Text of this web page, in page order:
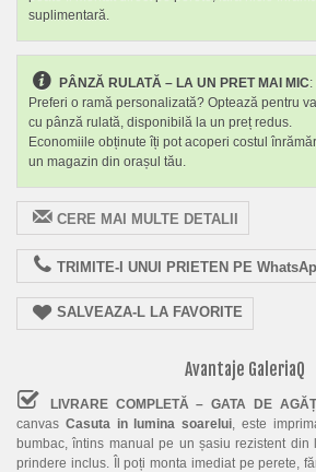
suplimentară.
PÂNZĂ RULATĂ – LA UN PRET MAI MIC:
Preferi o ramă personalizată? Optează pentru
cu pânză rulată, disponibilă la un preț redus.
Economiile obținute îți pot acoperi costul
un magazin din orașul tău.
CERE MAI MULTE DETALII
TRIMITE-I UNUI PRIETEN PE
SALVEAZA-L LA FAVORITE
Avantaje GaleriaQ
LIVRARE COMPLETĂ – GATA DE
canvas Casuta in lumina soarelui , este
bumbac, întins manual pe un șasiu rezistent din
prindere inclus. Îl poți monta imediat pe perete,